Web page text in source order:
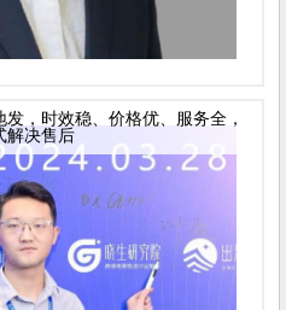
，时效稳、价格优、服务全，
解决售后